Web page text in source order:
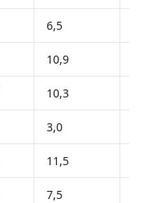
6,5
10,9
10,3
3,0
11,5
7,5